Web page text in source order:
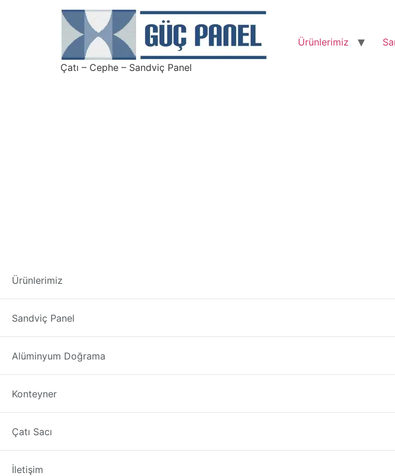
Çatı – Cephe – Sandviç Panel
Ürünlerimiz
Ürünlerimiz
Sandviç Panel
Alüminyum Doğrama
Konteyner
Çatı Sacı
İletişim
2. El Çelik Çatı Makası
malzemelerin
çatı makasısistemi mevcuttur.
İkinci El, Defolu, Çıkma ve 2. El Çatı
2. El Çelik Çatı Makası Kastamonusöküm yaptığımız binalardan çıkan
İkinci El Sandviç Panel , Defolu